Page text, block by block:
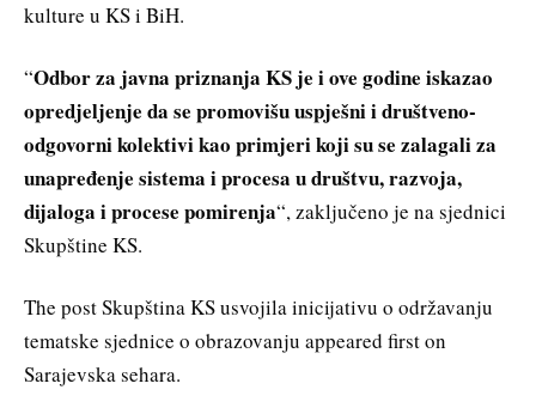
kulture u KS i BiH.
“Odbor za javna priznanja KS je i ove godine iskazao
opredjeljenje da se promovišu uspješni i društveno-
odgovorni kolektivi kao primjeri koji su se zalagali za
unapređenje sistema i procesa u društvu, razvoja,
dijaloga i procese pomirenja“, zaključeno je na sjednici
Skupštine KS.
The post Skupština KS usvojila inicijativu o održavanju
tematske sjednice o obrazovanju appeared first on
Sarajevska sehara.